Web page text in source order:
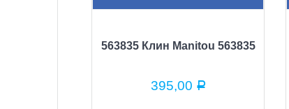
563835 Клин Manitou 563835
395,00 Р